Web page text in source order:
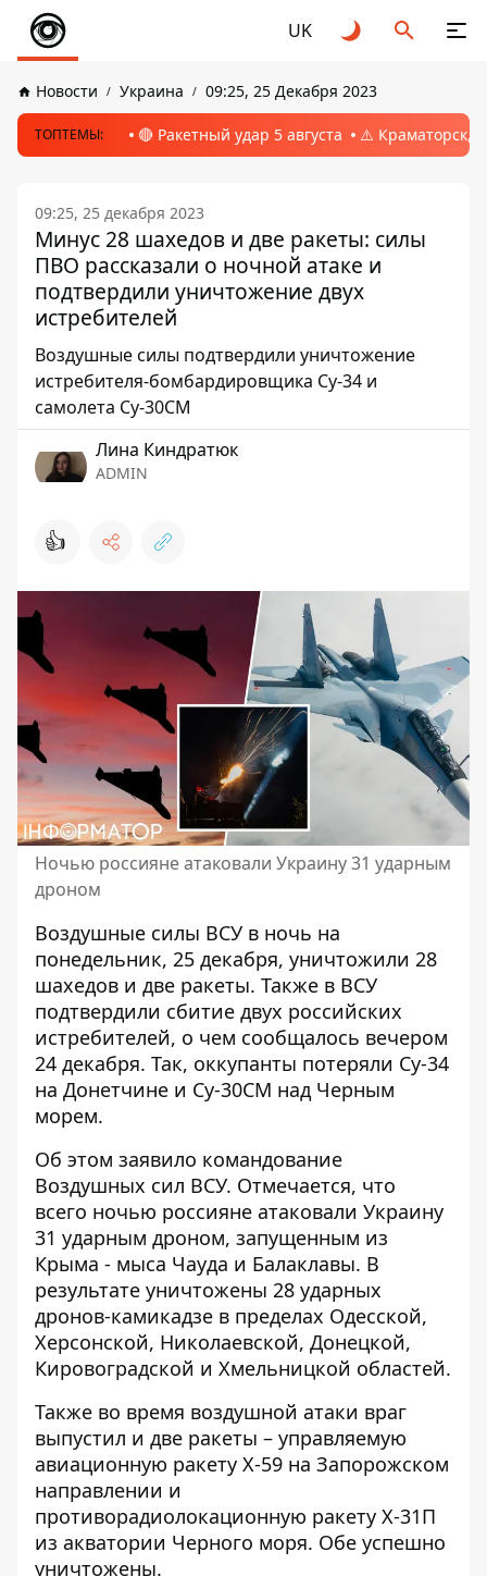
UK
Новости Украина 09:25, 25 Декабря 2023
ТОПТЕМЫ: 🔴 Ракетный удар 5 августа ⚠️ Краматорск,
09:25, 25 декабря 2023
Минус 28 шахедов и две ракеты: силы
ПВО рассказали о ночной атаке и
подтвердили уничтожение двух
истребителей
Воздушные силы подтвердили уничтожение
истребителя-бомбардировщика Су-34 и
самолета Су-30СМ
Лина Киндратюк
ADMIN
👍
Ночью россияне атаковали Украину 31 ударным
дроном
Воздушные силы ВСУ в ночь на
понедельник, 25 декабря, уничтожили 28
шахедов и две ракеты. Также в ВСУ
подтвердили сбитие двух российских
истребителей, о чем сообщалось вечером
24 декабря. Так, оккупанты потеряли Су-34
на Донетчине и Су-30СМ над Черным
морем.
Об этом заявило командование
Воздушных сил ВСУ. Отмечается, что
всего ночью россияне атаковали Украину
31 ударным дроном, запущенным из
Крыма - мыса Чауда и Балаклавы. В
результате уничтожены 28 ударных
дронов-камикадзе в пределах Одесской,
Херсонской, Николаевской, Донецкой,
Кировоградской и Хмельницкой областей.
Также во время воздушной атаки враг
выпустил и две ракеты – управляемую
авиационную ракету Х-59 на Запорожском
направлении и
противорадиолокационную ракету Х-31П
из акватории Черного моря. Обе успешно
уничтожены.